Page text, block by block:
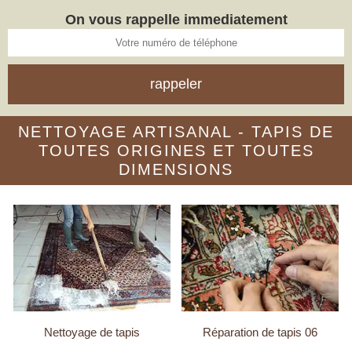
On vous rappelle immediatement
NETTOYAGE ARTISANAL - TAPIS DE
TOUTES ORIGINES ET TOUTES
DIMENSIONS
Nettoyage de tapis Réparation de tapis 06